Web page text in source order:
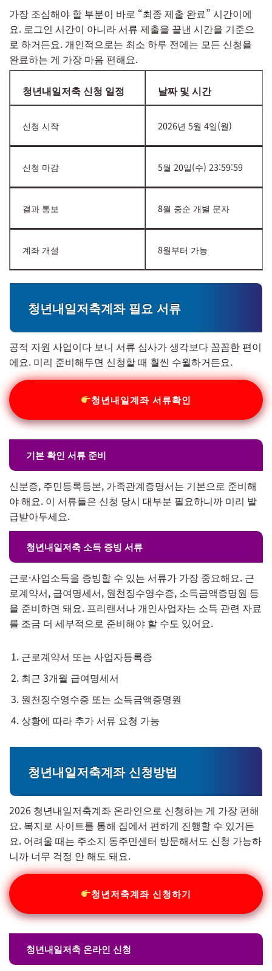
가장 조심해야 할 부분이 바로 “최종 제출 완료” 시간이에
요. 로그인 시간이 아니라 서류 제출을 끝낸 시간을 기준으
로 하거든요. 개인적으로는 최소 하루 전에는 모든 신청을
완료하는 게 가장 마음 편해요.
청년내일저축 신청 일정 날짜 및 시간
신청 시작 2026년 5월 4일(월)
신청 마감 5월 20일(수) 23:59:59
결과 통보 8월 중순 개별 문자
계좌 개설 8월부터 가능
청년내일저축계좌 필요 서류
공적 지원 사업이다 보니 서류 심사가 생각보다 꼼꼼한 편이
에요. 미리 준비해두면 신청할 때 훨씬 수월하거든요.
청년내일계좌 서류확인
기본 확인 서류 준비
신분증, 주민등록등본, 가족관계증명서는 기본으로 준비해
야 해요. 이 서류들은 신청 당시 대부분 필요하니까 미리 발
급받아두세요.
청년내일저축 소득 증빙 서류
근로·사업소득을 증빙할 수 있는 서류가 가장 중요해요. 근
로계약서, 급여명세서, 원천징수영수증, 소득금액증명원 등
을 준비하면 돼요. 프리랜서나 개인사업자는 소득 관련 자료
를 조금 더 세부적으로 준비해야 할 수도 있어요.
근로계약서 또는 사업자등록증
최근 3개월 급여명세서
원천징수영수증 또는 소득금액증명원
상황에 따라 추가 서류 요청 가능
청년내일저축계좌 신청방법
2026 청년내일저축계좌 온라인으로 신청하는 게 가장 편해
요. 복지로 사이트를 통해 집에서 편하게 진행할 수 있거든
요. 어려울 때는 주소지 동주민센터 방문해서도 신청 가능하
니까 너무 걱정 안 해도 돼요.
청년저축계좌 신청하기
청년내일저축 온라인 신청